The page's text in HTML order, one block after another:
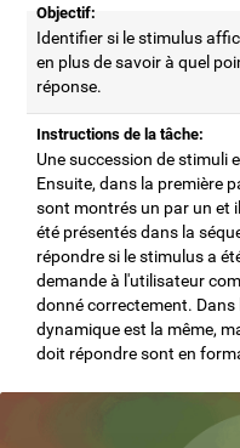
Objectif:
Identifier si le stimulus
en plus de savoir à quel
réponse.
Instructions de la tâche:
Une succession de stimuli
Ensuite, dans la première
sont montrés un par un et
été présentés dans la
répondre si le stimulus a
demande à l'utilisateur
donné correctement. Dans
dynamique est la même,
doit répondre sont en